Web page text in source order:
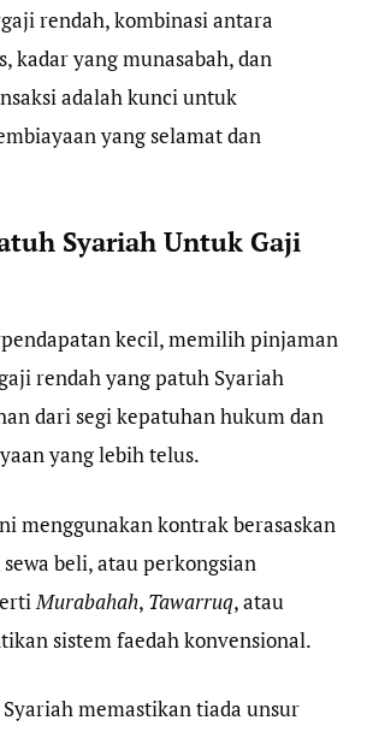
rendah, kombinasi antara
kadar yang munasabah, dan
adalah kunci untuk
yang selamat dan
Syariah Untuk Gaji
kecil, memilih pinjaman
rendah yang patuh Syariah
dari segi kepatuhan hukum dan
yang lebih telus.
menggunakan kontrak berasaskan
beli, atau perkongsian
Murabahah, Tawarruq, atau
sistem faedah konvensional.
memastikan tiada unsur